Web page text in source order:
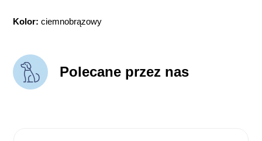
Kolor: ciemnobrązowy
Polecane przez nas